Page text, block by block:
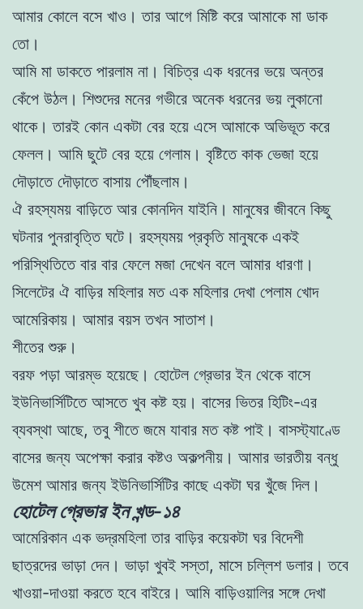
আমার কোলে বসে খাও। তার আগে মিষ্টি করে আমাকে মা ডাক
তাে।
আমি মা ডাকতে পারলাম না। বিচিত্র এক ধরনের ভয়ে অন্তর
কেঁপে উঠল। শিশুদের মনের গভীরে অনেক ধরনের ভয় লুকানো
থাকে। তারই কোন একটা বের হয়ে এসে আমাকে অভিভূত করে
ফেলল। আমি ছুটে বের হয়ে গেলাম। বৃষ্টিতে কাক ভেজা হয়ে
দৌড়াতে দৌড়াতে বাসায় পৌঁছলাম।
ঐ রহস্যময় বাড়িতে আর কোনদিন যাইনি। মানুষের জীবনে কিছু
ঘটনার পুনরাবৃত্তি ঘটে। রহস্যময় প্রকৃতি মানুষকে একই
পরিস্থিতিতে বার বার ফেলে মজা দেখেন বলে আমার ধারণা।
সিলেটের ঐ বাড়ির মহিলার মত এক মহিলার দেখা পেলাম খােদ
আমেরিকায়। আমার বয়স তখন সাতাশ।
শীতের শুরু।
বরফ পড়া আরম্ভ হয়েছে। হােটেল গ্রেভার ইন থেকে বাসে
ইউনিভার্সিটিতে আসতে খুব কষ্ট হয়। বাসের ভিতর হিটিং-এর
ব্যবস্থা আছে, তবু শীতে জমে যাবার মত কষ্ট পাই। বাসস্ট্যাণ্ডে
বাসের জন্য অপেক্ষা করার কষ্টও অকল্পনীয়। আমার ভারতীয় বন্ধু
উমেশ আমার জন্য ইউনিভার্সিটির কাছে একটা ঘর খুঁজে দিল।
হোটেল গ্রেভার ইন খন্ড-১৪
আমেরিকান এক ভদ্রমহিলা তার বাড়ির কয়েকটা ঘর বিদেশী
ছাত্রদের ভাড়া দেন। ভাড়া খুবই সস্তা, মাসে চল্লিশ ডলার। তবে
খাওয়া-দাওয়া করতে হবে বাইরে। আমি বাড়িওয়ালির সঙ্গে দেখা